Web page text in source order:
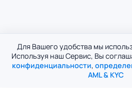
Для Вашего удобства мы
Используя наш Сервис, Вы
конфиденциальности,
AML & KYC